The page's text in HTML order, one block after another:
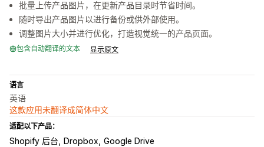
批量上传产品图片，在更新产品目录时节省时间。
随时导出产品图片以进行备份或供外部使用。
调整图片大小并进行优化，打造视觉统一的产品页面。
包含自动翻译的文本 显示原文
语言
英语
这款应用未翻译成简体中文
适配以下产品：
Shopify 后台 Dropbox Google Drive